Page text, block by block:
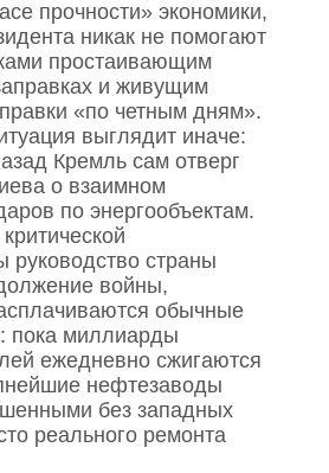
прочности» экономики,
никак не помогают
простаивающим
и живущим
«по четным дням».
выглядит иначе:
Кремль сам отверг
о взаимном
по энергообъектам.
руководство страны
войны,
обычные
пока миллиарды
ежедневно сжигаются
нефтезаводы
без западных
реального ремонта